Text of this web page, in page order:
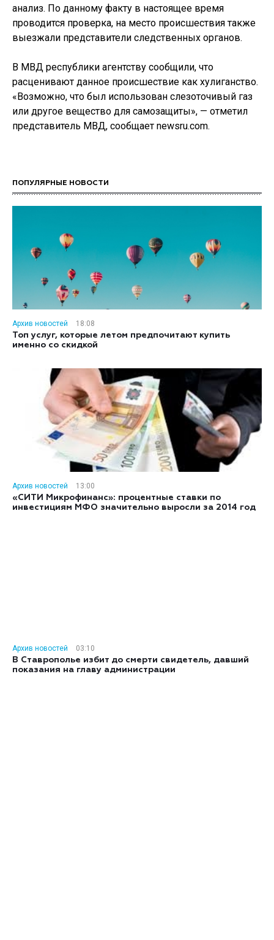
анализ. По данному факту в настоящее время
проводится проверка, на место происшествия также
выезжали представители следственных органов.
В МВД республики агентству сообщили, что
расценивают данное происшествие как хулиганство.
«Возможно, что был использован слезоточивый газ
или другое вещество для самозащиты», — отметил
представитель МВД, сообщает newsru.com.
ПОПУЛЯРНЫЕ НОВОСТИ
Архив новостей
18:08
Топ услуг, которые летом предпочитают купить
именно со скидкой
Архив новостей
13:00
«СИТИ Микрофинанс»: процентные ставки по
инвестициям МФО значительно выросли за 2014 год
Архив новостей
03:10
В Ставрополье избит до смерти свидетель, давший
показания на главу администрации